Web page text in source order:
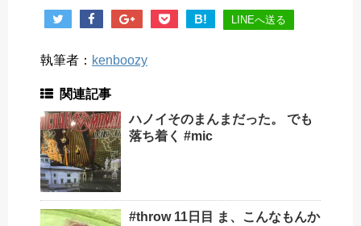
B! LINEへ送る
執筆者： kenboozy
関連記事
ハノイそのまんまだった。 でも
落ち着く #mic
#throw 11日目 ま、こんなもんか